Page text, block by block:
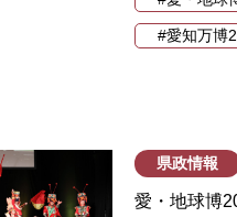
#愛知万博
県政情報
愛・地球博